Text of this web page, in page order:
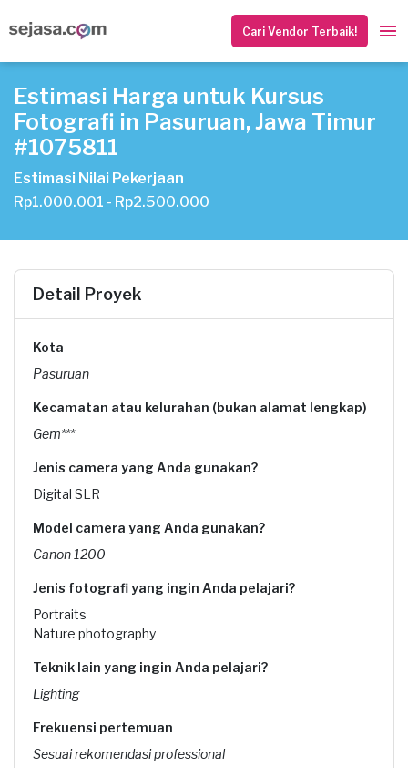
Cari Vendor Terbaik!
Estimasi Harga untuk Kursus
Fotografi in Pasuruan, Jawa Timur
#1075811
Estimasi Nilai Pekerjaan
Rp1.000.001 - Rp2.500.000
Detail Proyek
Kota
Pasuruan
Kecamatan atau kelurahan (bukan alamat lengkap)
Gem***
Jenis camera yang Anda gunakan?
Digital SLR
Model camera yang Anda gunakan?
Canon 1200
Jenis fotografi yang ingin Anda pelajari?
Portraits
Nature photography
Teknik lain yang ingin Anda pelajari?
Lighting
Frekuensi pertemuan
Sesuai rekomendasi professional